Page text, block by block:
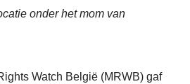
onder het mom van
Watch België (MRWB) gaf